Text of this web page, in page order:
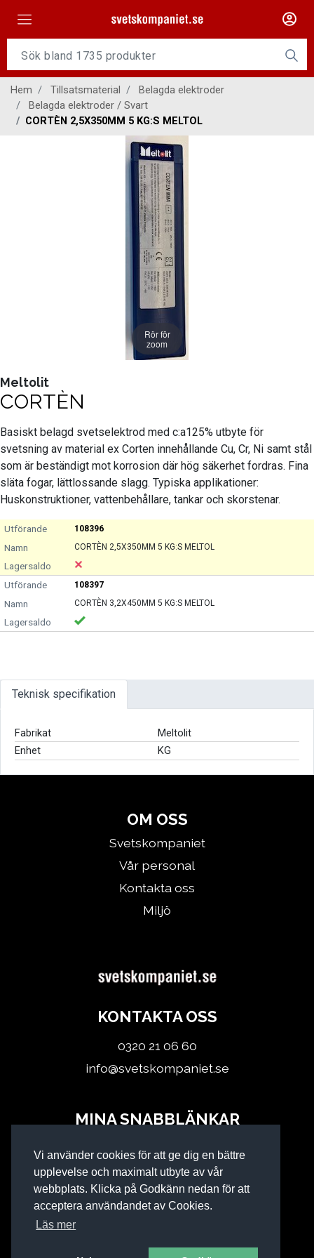
Vi använder cookies för att ge dig en bättre
upplevelse och maximalt utbyte av vår
webbplats. Klicka på Godkänn nedan för att
acceptera användandet av Cookies.
Läs mer
Slangpaket
Personligt skydd
Hem Tillsatsmaterial
Belagda elektroder
Belagda elektroder / Svart
CORTÈN 2,5X350MM 5 KG:S MELTOL
Rör för
zoom
Meltolit
CORTÈN
Basiskt belagd svetselektrod med c:a125% utbyte för
svetsning av material ex Corten innehållande Cu, Cr, Ni samt stål
som är beständigt mot korrosion där hög säkerhet fordras. Fina
släta fogar, lättlossande slagg. Typiska applikationer:
Huskonstruktioner, vattenbehållare, tankar och skorstenar.
108396
CORTÈN 2,5X350MM 5 KG:S MELTOL
108397
CORTÈN 3,2X450MM 5 KG:S MELTOL
Teknisk specifikation
Fabrikat
Meltolit
Enhet
KG
OM OSS
Svetskompaniet
Vår personal
Kontakta oss
Miljö
KONTAKTA OSS
0320 21 06 60
info@svetskompaniet.se
MINA SNABBLÄNKAR
Köpvillkor